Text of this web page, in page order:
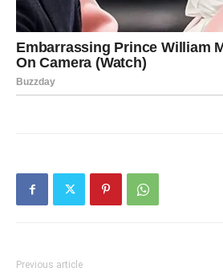
Previous article